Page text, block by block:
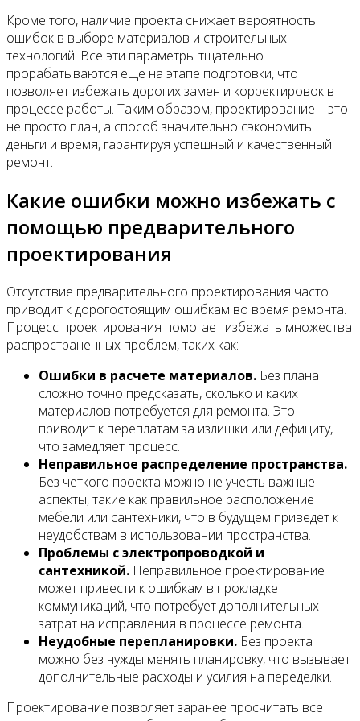
Кроме того, наличие проекта снижает вероятность
ошибок в выборе материалов и строительных
технологий. Все эти параметры тщательно
прорабатываются еще на этапе подготовки, что
позволяет избежать дорогих замен и корректировок в
процессе работы. Таким образом, проектирование – это
не просто план, а способ значительно сэкономить
деньги и время, гарантируя успешный и качественный
ремонт.
Какие ошибки можно избежать с
помощью предварительного
проектирования
Отсутствие предварительного проектирования часто
приводит к дорогостоящим ошибкам во время ремонта.
Процесс проектирования помогает избежать множества
распространенных проблем, таких как:
Ошибки в расчете материалов. Без плана
сложно точно предсказать, сколько и каких
материалов потребуется для ремонта. Это
приводит к переплатам за излишки или дефициту,
что замедляет процесс.
Неправильное распределение пространства.
Без четкого проекта можно не учесть важные
аспекты, такие как правильное расположение
мебели или сантехники, что в будущем приведет к
неудобствам в использовании пространства.
Проблемы с электропроводкой и
сантехникой. Неправильное проектирование
может привести к ошибкам в прокладке
коммуникаций, что потребует дополнительных
затрат на исправления в процессе ремонта.
Неудобные перепланировки. Без проекта
можно без нужды менять планировку, что вызывает
дополнительные расходы и усилия на переделки.
Проектирование позволяет заранее просчитать все